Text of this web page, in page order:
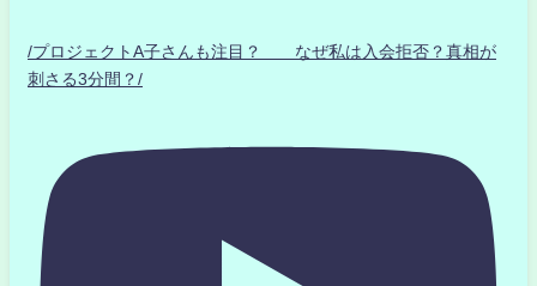
/プロジェクトA子さんも注目？ なぜ私は入会拒否？真相が
刺さる3分間？/